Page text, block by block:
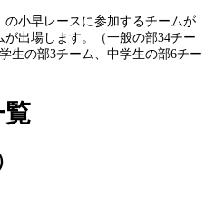
の小早レースに参加するチームが
出場します。（一般の部34チー
生の部3チーム、中学生の部6チー